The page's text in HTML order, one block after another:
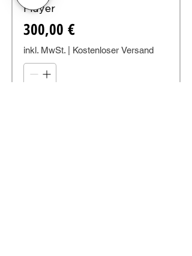
Player
Preis
300,00 €
inkl. MwSt. Kostenloser Versand